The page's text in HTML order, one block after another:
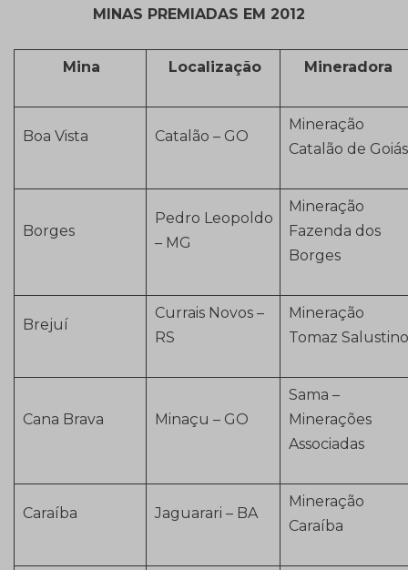
MINAS PREMIADAS EM 2012
Mina Localização Mineradora
Boa Vista Catalão – GO
Mineração
Catalão de Goiás
Borges
Pedro Leopoldo
– MG
Mineração
Fazenda dos
Borges
Brejuí
Currais Novos –
RS
Mineração
Tomaz Salustino
Cana Brava Minaçu – GO
Sama –
Minerações
Associadas
Caraíba Jaguarari – BA
Mineração
Caraíba